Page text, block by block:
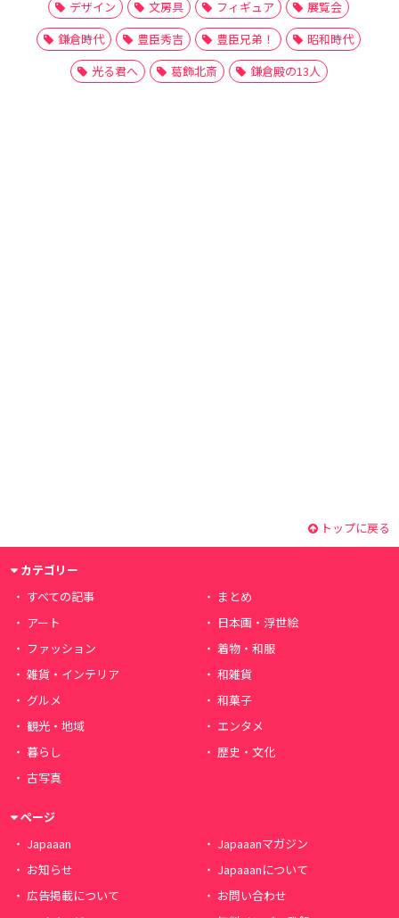
デザイン
文房具 フィギュア
展覧会
鎌倉時代
豊臣秀吉 豊臣兄弟！
昭和時代
光る君へ
葛飾北斎 鎌倉殿の13人
トップに戻る
カテゴリー
すべての記事
まとめ
アート
日本画・浮世絵
ファッション
着物・和服
雑貨・インテリア
和雑貨
グルメ
和菓子
観光・地域
エンタメ
暮らし
歴史・文化
古写真
ページ
Japaaan
Japaaanマガジン
お知らせ
Japaaanについて
広告掲載について
お問い合わせ